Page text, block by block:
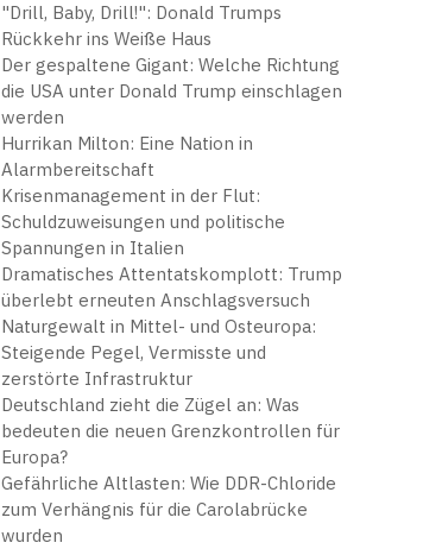
"Drill, Baby, Drill!": Donald Trumps
Rückkehr ins Weiße Haus
Der gespaltene Gigant: Welche Richtung
die USA unter Donald Trump einschlagen
werden
Hurrikan Milton: Eine Nation in
Alarmbereitschaft
Krisenmanagement in der Flut:
Schuldzuweisungen und politische
Spannungen in Italien
Dramatisches Attentatskomplott: Trump
überlebt erneuten Anschlagsversuch
Naturgewalt in Mittel- und Osteuropa:
Steigende Pegel, Vermisste und
zerstörte Infrastruktur
Deutschland zieht die Zügel an: Was
bedeuten die neuen Grenzkontrollen für
Europa?
Gefährliche Altlasten: Wie DDR-Chloride
zum Verhängnis für die Carolabrücke
wurden